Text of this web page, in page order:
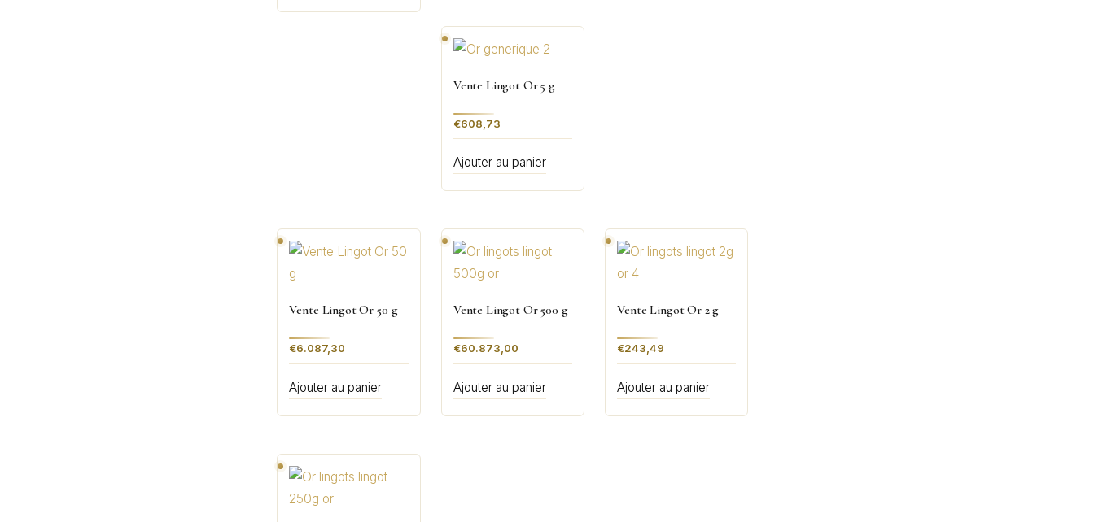
Vente Lingot Or 5 g
€608,73
Ajouter au panier
Vente Lingot Or 50 g
€6.087,30
Ajouter au panier
Vente Lingot Or 500 g
€60.873,00
Ajouter au panier
Vente Lingot Or 2 g
€243,49
Ajouter au panier